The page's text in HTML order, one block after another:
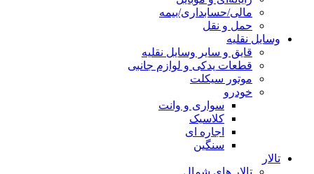
مالی/حسابداری/بیمه
حمل و نقل
وسایل نقلیه
قایق و سایر وسایل نقلیه
قطعات یدکی و لوازم جانبی
موتور سیکلت
خودرو
سواری و وانت
کلاسیک
اجاره ای
سنگین
تالار